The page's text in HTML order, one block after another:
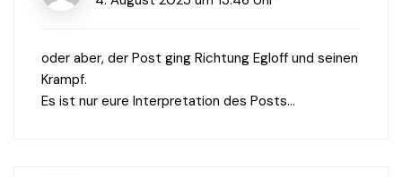
oder aber, der Post ging Richtung Egloff und seinen
Krampf.
Es ist nur eure Interpretation des Posts…